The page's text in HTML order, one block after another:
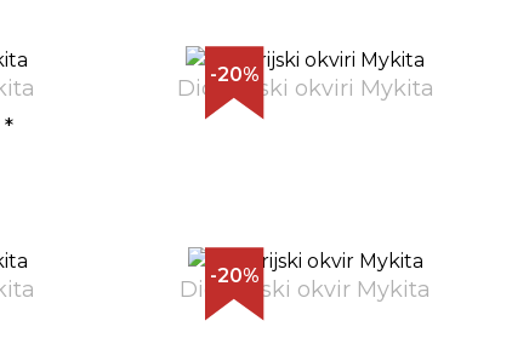
*
-20%
Dioptrijski okviri Mykita
-20%
Dioptrijski okvir Mykita